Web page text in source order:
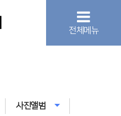
전체메뉴
사진앨범